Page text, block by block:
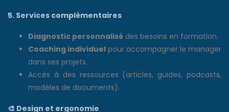
5. Services complémentaires
Diagnostic personnalisé des besoins en formation.
Coaching individuel pour accompagner le manager
dans ses projets.
Accès à des ressources (articles, guides, podcasts,
modèles de documents).
🎨 Design et ergonomie